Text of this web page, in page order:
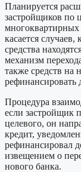
Планируется
застройщиков по
касается
средства
механизм
также средств на
рефинансировать
Процедура
если застройщик
целевого, он
кредит,
рефинансировал
извещением о
нового банка.